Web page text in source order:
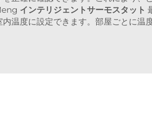
インテリジェントサーモスタット
内温度に設定できます。部屋ごとに